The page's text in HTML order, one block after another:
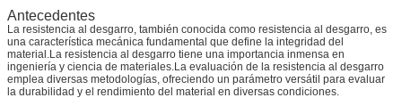
Antecedentes
La resistencia al desgarro, también conocida como resistencia al desgarro, es
una característica mecánica fundamental que define la integridad del
material.La resistencia al desgarro tiene una importancia inmensa en
ingeniería y ciencia de materiales.La evaluación de la resistencia al desgarro
emplea diversas metodologías, ofreciendo un parámetro versátil para evaluar
la durabilidad y el rendimiento del material en diversas condiciones.